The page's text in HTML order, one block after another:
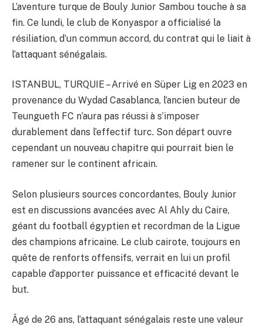
L’aventure turque de Bouly Junior Sambou touche à sa
fin. Ce lundi, le club de Konyaspor a officialisé la
résiliation, d’un commun accord, du contrat qui le liait à
l’attaquant sénégalais.
ISTANBUL, TURQUIE – Arrivé en Süper Lig en 2023 en
provenance du Wydad Casablanca, l’ancien buteur de
Teungueth FC n’aura pas réussi à s’imposer
durablement dans l’effectif turc. Son départ ouvre
cependant un nouveau chapitre qui pourrait bien le
ramener sur le continent africain.
Selon plusieurs sources concordantes, Bouly Junior
est en discussions avancées avec Al Ahly du Caire,
géant du football égyptien et recordman de la Ligue
des champions africaine. Le club cairote, toujours en
quête de renforts offensifs, verrait en lui un profil
capable d’apporter puissance et efficacité devant le
but.
Âgé de 26 ans, l’attaquant sénégalais reste une valeur